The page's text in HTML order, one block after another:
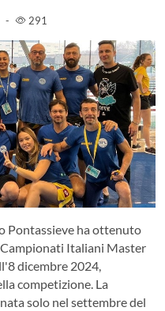
- 291
Pontassieve ha ottenuto
Italiani Master
dicembre 2024,
competizione. La
solo nel settembre del